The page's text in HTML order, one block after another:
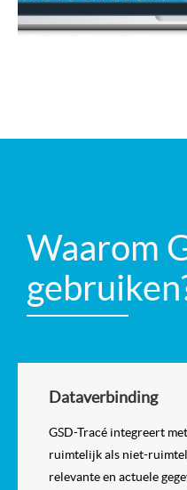
Waarom
Dataverbinding
GSD-Tracé integreert
ruimtelijk als niet-
relevante en actuele